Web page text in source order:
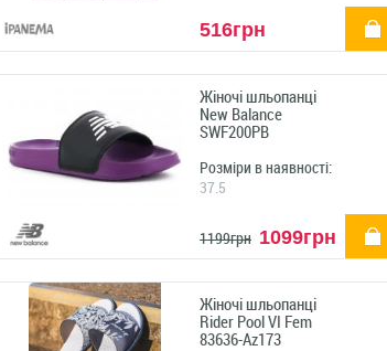
516грн
Жіночі шльопанці
New Balance
SWF200PB
Розміри в наявності:
37.5
1199грн 1099грн
Жіночі шльопанці
Rider Pool VI Fem
83636-Az173